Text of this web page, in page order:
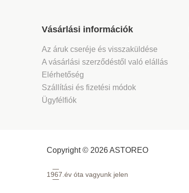
Vásárlási információk
Az áruk cseréje és visszaküldése
A vásárlási szerződéstől való elállás
Elérhetőség
Szállítási és fizetési módok
Ügyfélfiók
Copyright © 2026 ASTOREO
1967. év óta vagyunk jelen